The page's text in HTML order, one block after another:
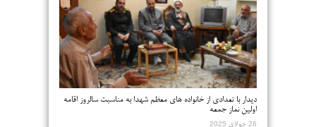
دیدار با تعدادی از خانواده های معظم شهدا به مناسبت سالروز اقامه
اولین نماز جمعه
28 جولای 2025